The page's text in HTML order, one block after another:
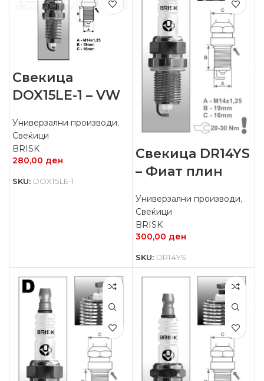
Свекица
DOX15LE-1 – VW
Универзални производи,
Свеќици
BRISK
280,00 ден
SKU: DOX15LE-1
Свекица DR14YS
– Фиат плин
Универзални производи,
Свеќици
BRISK
300,00 ден
SKU: DR14YS